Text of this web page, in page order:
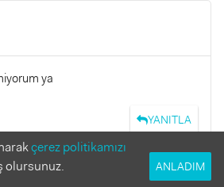
ya
YANITLA
çerez politikamızı
olursunuz.
ANLADIM